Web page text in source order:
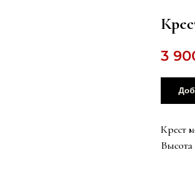
3
Крест
Высота